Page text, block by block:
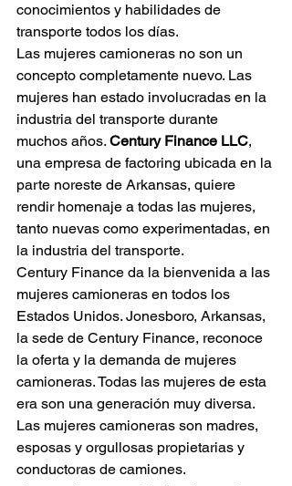
conocimientos y habilidades de
transporte todos los días.
Las mujeres camioneras no son un
concepto completamente nuevo. Las
mujeres han estado involucradas en la
industria del transporte durante
muchos años. Century Finance LLC,
una empresa de factoring ubicada en la
parte noreste de Arkansas, quiere
rendir homenaje a todas las mujeres,
tanto nuevas como experimentadas, en
la industria del transporte.
Century Finance da la bienvenida a las
mujeres camioneras en todos los
Estados Unidos. Jonesboro, Arkansas,
la sede de Century Finance, reconoce
la oferta y la demanda de mujeres
camioneras. Todas las mujeres de esta
era son una generación muy diversa.
Las mujeres camioneras son madres,
esposas y orgullosas propietarias y
conductoras de camiones.